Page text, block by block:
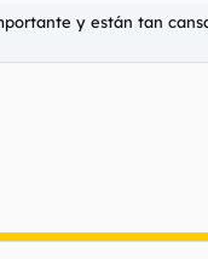
y están tan